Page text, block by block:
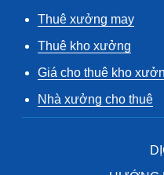
Thuê xưởng may
Thuê kho xưởng
Giá cho thuê kho
Nhà xưởng cho thuê